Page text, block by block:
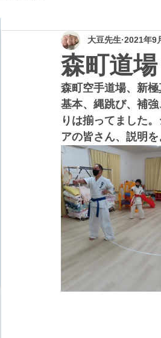
森町道場
大豆先生 2021年9
森町空手道場、新
基本、縄跳び、補
りは揃ってました
アの皆さん、説明